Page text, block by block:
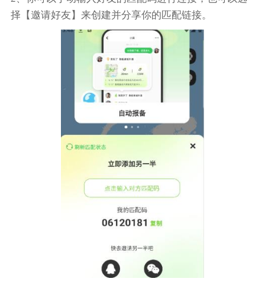
择【邀请好友】来创建并分享你的匹配链接。